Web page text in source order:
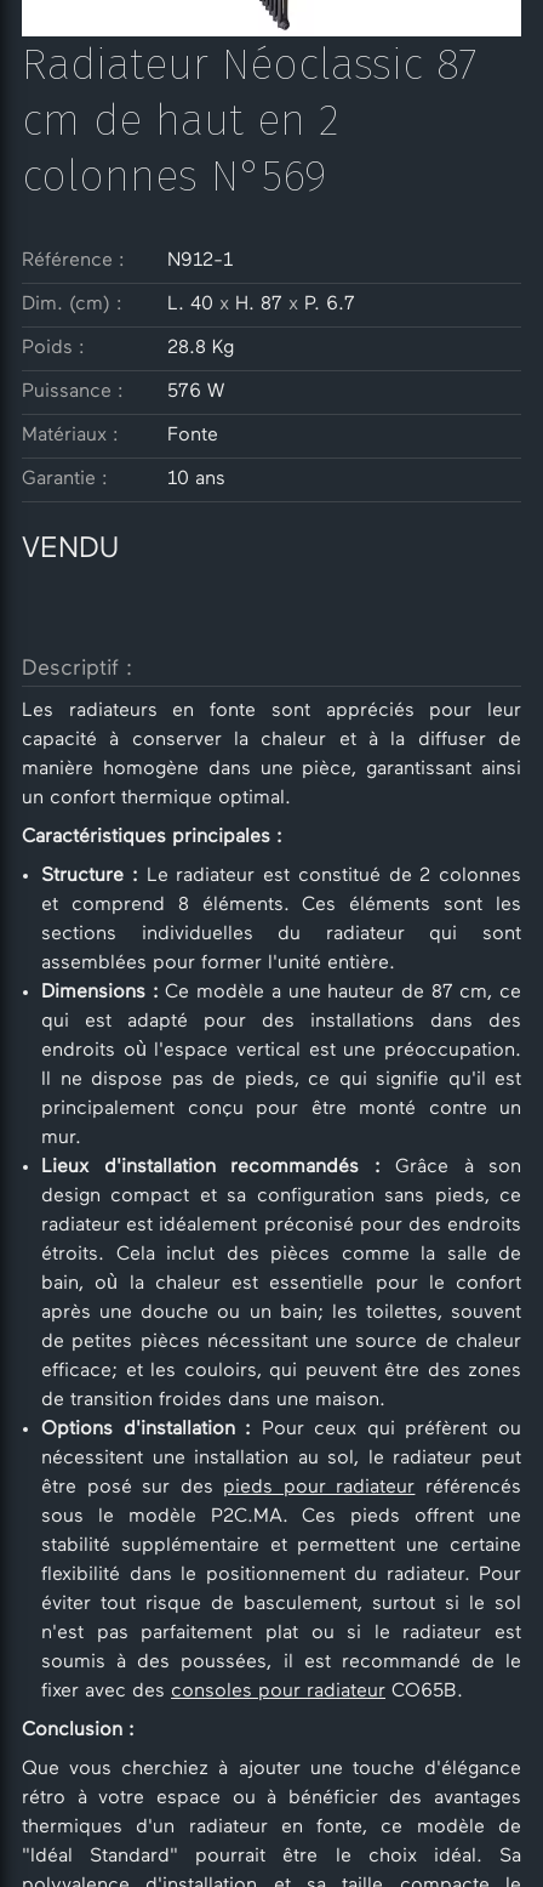
Radiateur Néoclassic 87
cm de haut en 2
colonnes N°569
Référence : N912-1
Dim. (cm) : L. 40 x H. 87 x P. 6.7
Poids : 28.8 Kg
Puissance : 576 W
Matériaux : Fonte
Garantie : 10 ans
VENDU
Descriptif :
Les radiateurs en fonte sont appréciés pour leur
capacité à conserver la chaleur et à la diffuser de
manière homogène dans une pièce, garantissant ainsi
un confort thermique optimal.
Caractéristiques principales :
Structure : Le radiateur est constitué de 2 colonnes
et comprend 8 éléments. Ces éléments sont les
sections individuelles du radiateur qui sont
assemblées pour former l'unité entière.
Dimensions : Ce modèle a une hauteur de 87 cm, ce
qui est adapté pour des installations dans des
endroits où l'espace vertical est une préoccupation.
Il ne dispose pas de pieds, ce qui signifie qu'il est
principalement conçu pour être monté contre un
mur.
Lieux d'installation recommandés : Grâce à son
design compact et sa configuration sans pieds, ce
radiateur est idéalement préconisé pour des endroits
étroits. Cela inclut des pièces comme la salle de
bain, où la chaleur est essentielle pour le confort
après une douche ou un bain; les toilettes, souvent
de petites pièces nécessitant une source de chaleur
efficace; et les couloirs, qui peuvent être des zones
de transition froides dans une maison.
Options d'installation : Pour ceux qui préfèrent ou
nécessitent une installation au sol, le radiateur peut
être posé sur des pieds pour radiateur référencés
sous le modèle P2C.MA. Ces pieds offrent une
stabilité supplémentaire et permettent une certaine
flexibilité dans le positionnement du radiateur. Pour
éviter tout risque de basculement, surtout si le sol
n'est pas parfaitement plat ou si le radiateur est
soumis à des poussées, il est recommandé de le
fixer avec des consoles pour radiateur CO65B.
Conclusion :
Que vous cherchiez à ajouter une touche d'élégance
rétro à votre espace ou à bénéficier des avantages
thermiques d'un radiateur en fonte, ce modèle de
"Idéal Standard" pourrait être le choix idéal. Sa